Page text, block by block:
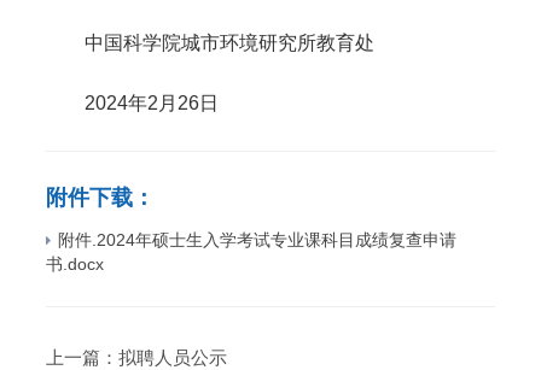
中国科学院城市环境研究所教育处
2024年2月26日
附件下载：
附件.2024年硕士生入学考试专业课科目成绩复查申请
书.docx
上一篇： 拟聘人员公示